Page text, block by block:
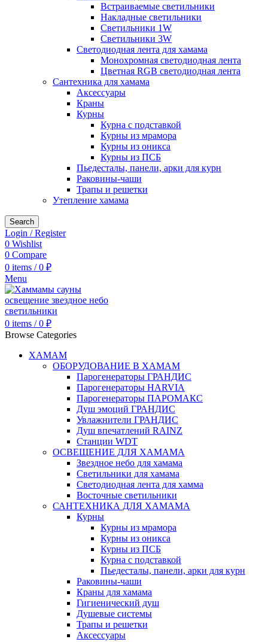
Встраиваемые светильники
Накладные светильники
Светильники 1W
Светильники 3W
Светодиодная лента для хамама
Монохромная светодиодная лента
Цветная RGB светодиодная лента
Сантехника для хамама
Аксессуары
Краны
Курны
Курна с подставкой
Курны из мрамора
Курны из оникса
Курны из ПСБ
Пьедесталы, панели, арки для курн
Раковины-чаши
Трапы и решетки
Утепление хамама
Search
Login / Register
0 Wishlist
0 Compare
0 items / 0 ₽
Menu
0 items / 0 ₽
Browse Categories
ХАМАМ
ОБОРУДОВАНИЕ В ХАМАМ
Парогенераторы ГРАНДИС
Парогенераторы HARVIA
Парогенераторы ПАРОМАКС
Душ эмоций ГРАНДИС
Увлажнители ГРАНДИС
Душ впечатлений RAINZ
Станции WDT
ОСВЕЩЕНИЕ ДЛЯ ХАМАМА
Звездное небо для хамама
Светильники для хамама
Светодиодная лента для хамма
Восточные светильники
САНТЕХНИКА ДЛЯ ХАМАМА
Курны
Курны из мрамора
Курны из оникса
Курны из ПСБ
Курна с подставкой
Пьедесталы, панели, арки для курн
Раковины-чаши
Краны для хамама
Гигиенический душ
Душевые системы
Трапы и решетки
Аксессуары